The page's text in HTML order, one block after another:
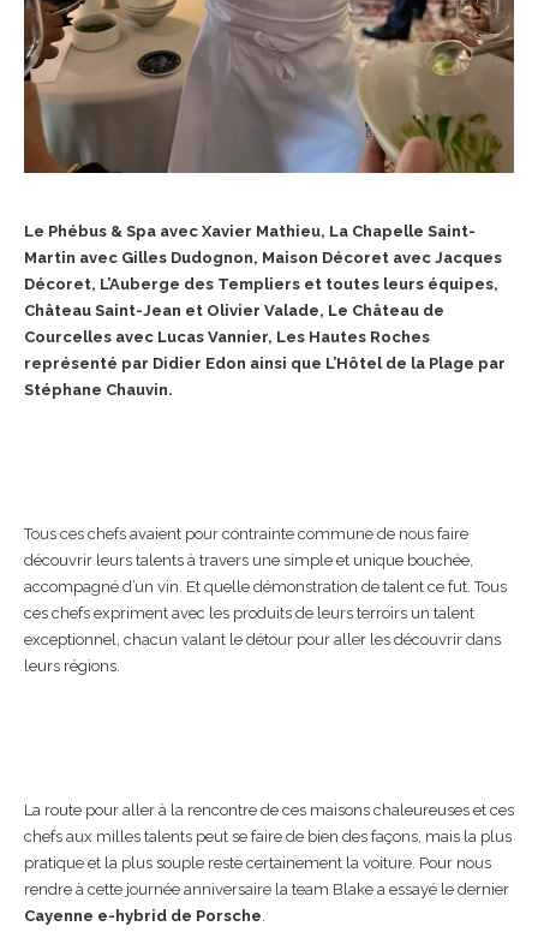
Le Phébus & Spa avec Xavier Mathieu, La Chapelle Saint-
Martin avec Gilles Dudognon, Maison Décoret avec Jacques
Décoret, L’Auberge des Templiers et toutes leurs équipes,
Château Saint-Jean et Olivier Valade, Le Château de
Courcelles avec Lucas Vannier, Les Hautes Roches
représenté par Didier Edon ainsi que L’Hôtel de la Plage par
Stéphane Chauvin.
Tous ces chefs avaient pour contrainte commune de nous faire
découvrir leurs talents à travers une simple et unique bouchée,
accompagné d’un vin. Et quelle démonstration de talent ce fut. Tous
ces chefs expriment avec les produits de leurs terroirs un talent
exceptionnel, chacun valant le détour pour aller les découvrir dans
leurs régions.
La route pour aller à la rencontre de ces maisons chaleureuses et ces
chefs aux milles talents peut se faire de bien des façons, mais la plus
pratique et la plus souple reste certainement la voiture. Pour nous
rendre à cette journée anniversaire la team Blake a essayé le dernier
Cayenne e-hybrid de Porsche.